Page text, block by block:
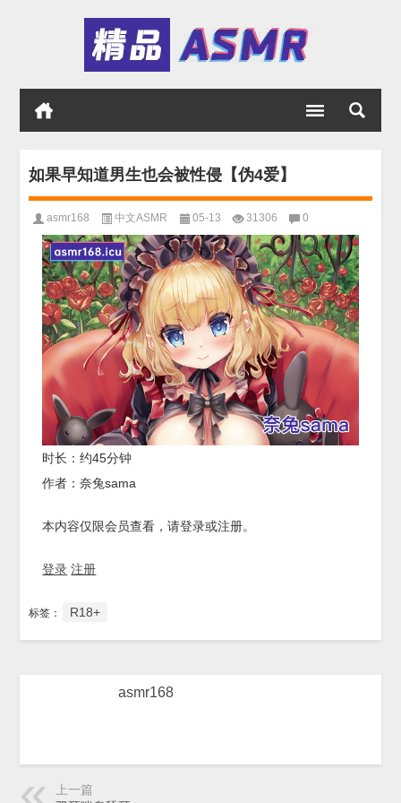
如果早知道男生也会被性侵【伪4爱】
asmr168 中文ASMR 05-13 31306 0
时长：约45分钟
作者：奈兔sama
本内容仅限会员查看，请登录或注册。
登录 注册
标签： R18+
asmr168
上一篇